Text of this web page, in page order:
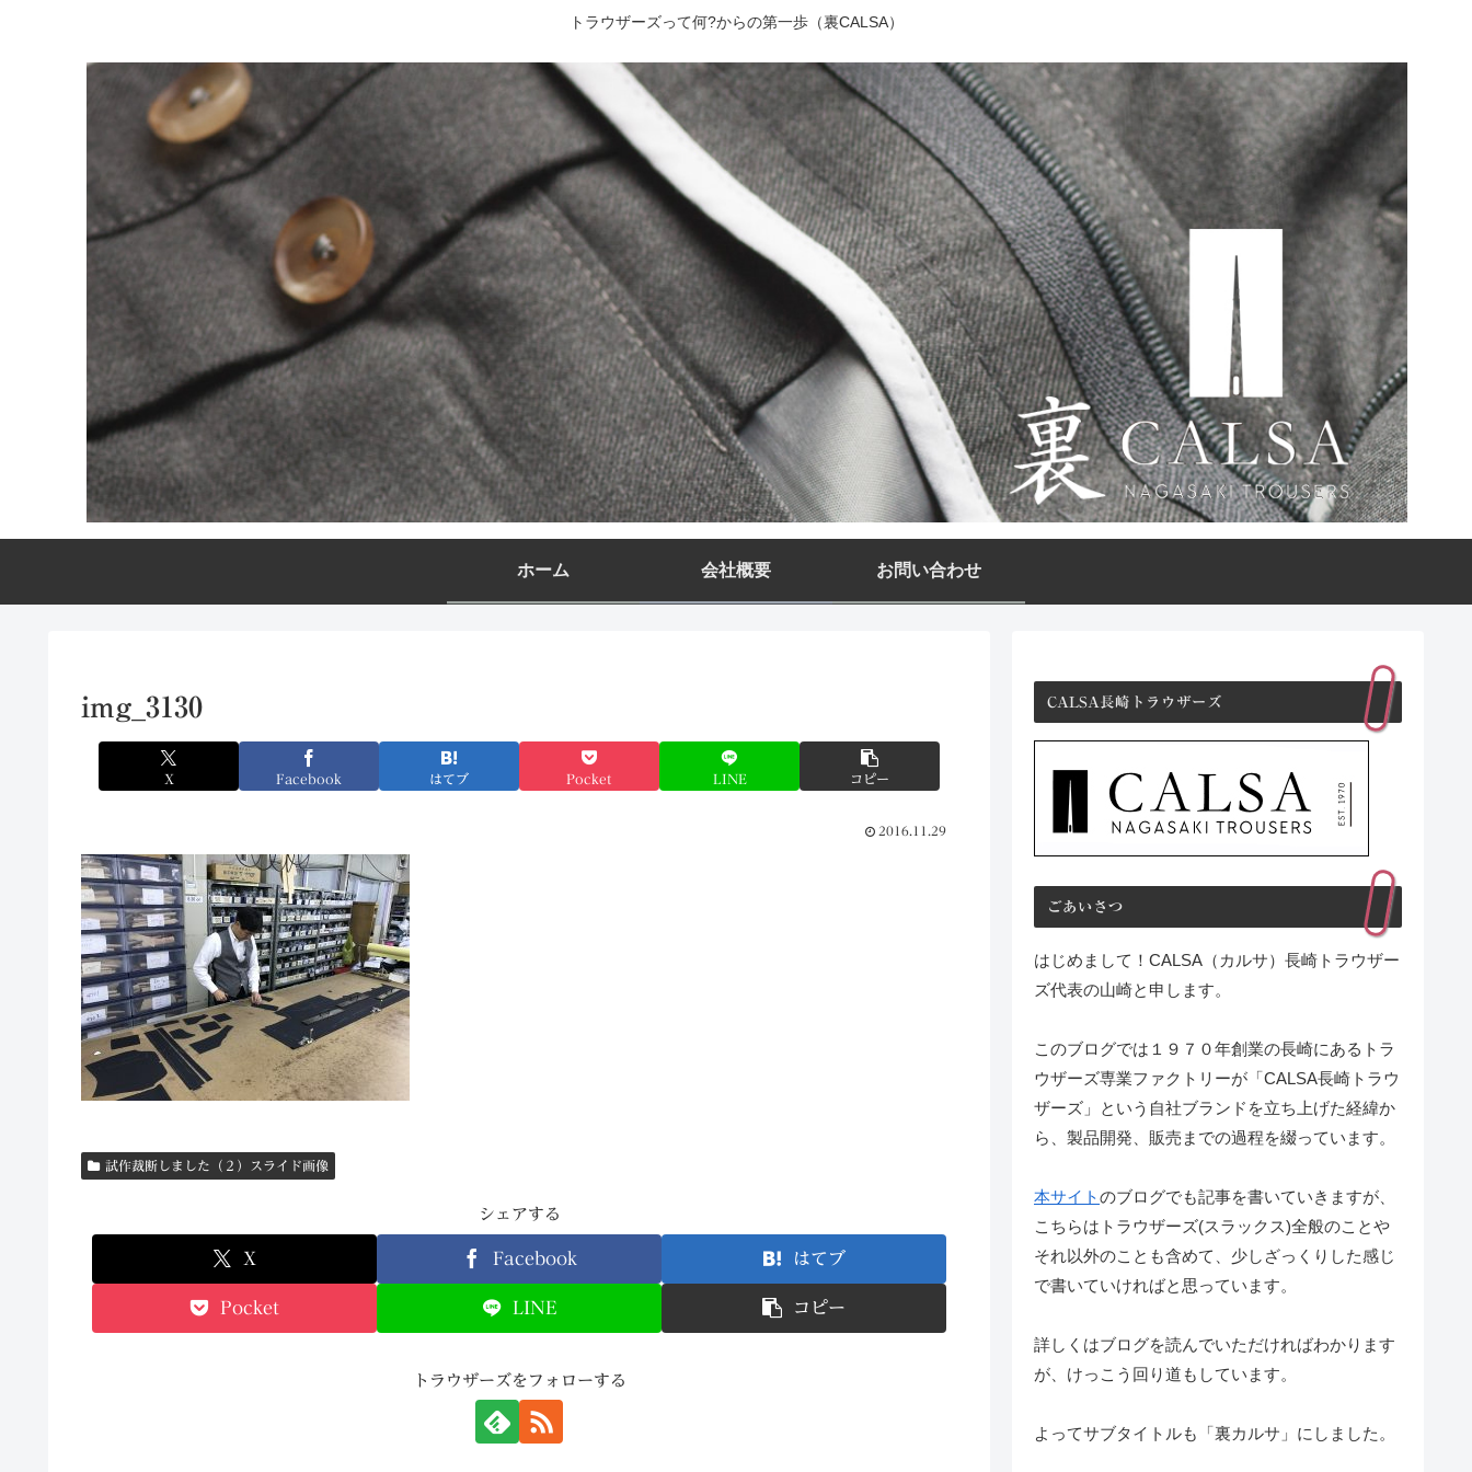
トラウザーズって何?からの第一歩（裏CALSA）
ホーム 会社概要 お問い合わせ
img_3130
X Facebook はてブ Pocket LINE コピー
2016.11.29
試作裁断しました（２）スライド画像
シェアする
X Facebook はてブ
Pocket LINE コピー
トラウザーズをフォローする
CALSA長崎トラウザーズ
ごあいさつ
はじめまして！CALSA（カルサ）長崎トラウザー
ズ代表の山崎と申します。
このブログでは１９７０年創業の長崎にあるトラ
ウザーズ専業ファクトリーが「CALSA長崎トラウ
ザーズ」という自社ブランドを立ち上げた経緯か
ら、製品開発、販売までの過程を綴っています。
本サイトのブログでも記事を書いていきますが、
こちらはトラウザーズ(スラックス)全般のことや
それ以外のことも含めて、少しざっくりした感じ
で書いていければと思っています。
詳しくはブログを読んでいただければわかります
が、けっこう回り道もしています。
よってサブタイトルも「裏カルサ」にしました。